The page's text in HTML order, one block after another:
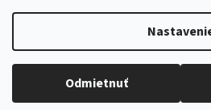
Odmietnuť
Copyright 2026Taho Music. Všetky